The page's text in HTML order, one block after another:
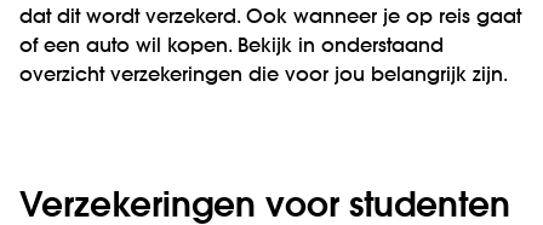
dat dit wordt verzekerd. Ook wanneer je op reis gaat
of een auto wil kopen. Bekijk in onderstaand
overzicht verzekeringen die voor jou belangrijk zijn.
Verzekeringen voor studenten